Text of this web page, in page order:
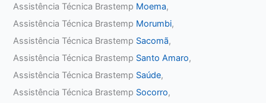
Assistência Técnica Brastemp Moema,
Assistência Técnica Brastemp Morumbi,
Assistência Técnica Brastemp Sacomã,
Assistência Técnica Brastemp Santo Amaro,
Assistência Técnica Brastemp Saúde,
Assistência Técnica Brastemp Socorro,